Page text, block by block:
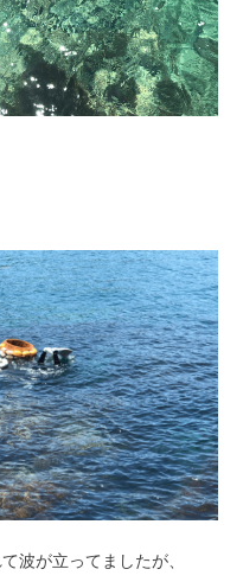
波が立ってましたが、